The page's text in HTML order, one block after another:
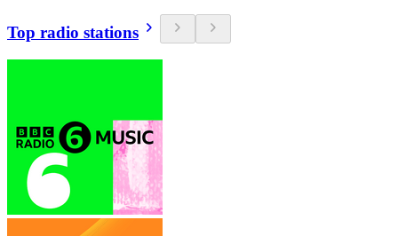
Top radio stations